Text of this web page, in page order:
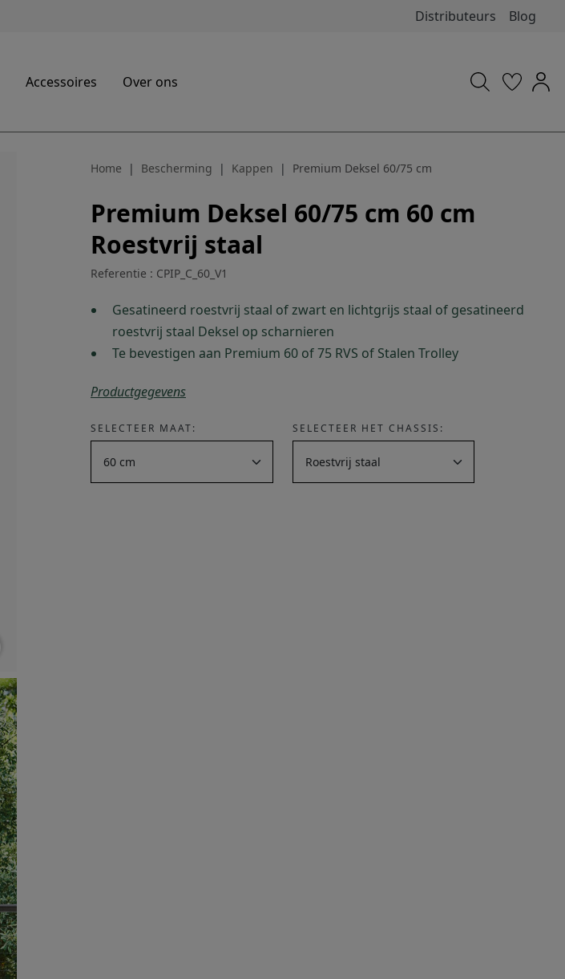
Distributeurs Blog
Accessoires Over ons
Home Bescherming Kappen Premium Deksel 60/75 cm
Premium Deksel 60/75 cm 60 cm
Roestvrij staal
Referentie : CPIP_C_60_V1
Gesatineerd roestvrij staal of zwart en lichtgrijs staal of gesatineerd
roestvrij staal Deksel op scharnieren
Te bevestigen aan Premium 60 of 75 RVS of Stalen Trolley
Productgegevens
SELECTEER MAAT: SELECTEER HET CHASSIS: